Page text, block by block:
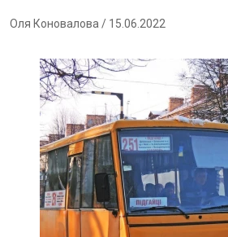
Оля Коновалова / 15.06.2022